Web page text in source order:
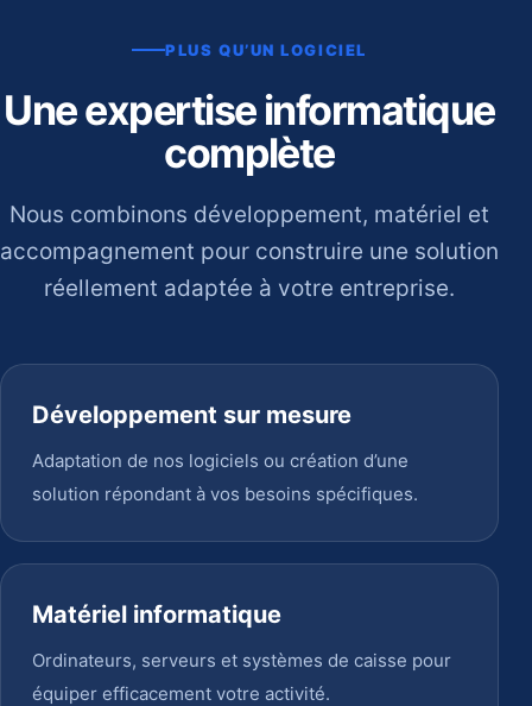
PLUS QU’UN LOGICIEL
Une expertise informatique
complète
Nous combinons développement, matériel et
accompagnement pour construire une solution
réellement adaptée à votre entreprise.
Développement sur mesure
Adaptation de nos logiciels ou création d’une
solution répondant à vos besoins spécifiques.
Matériel informatique
Ordinateurs, serveurs et systèmes de caisse pour
équiper efficacement votre activité.